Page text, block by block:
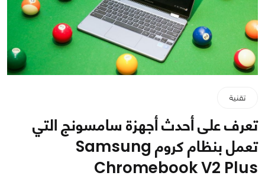
تقنية
تعرف على أحدث أجهزة سامسونج التي
تعمل بنظام كروم Samsung
Chromebook V2 Plus